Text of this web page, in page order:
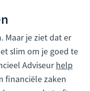
Maar je ziet dat er
slim om je goed te
Adviseurhelp
financiële zaken